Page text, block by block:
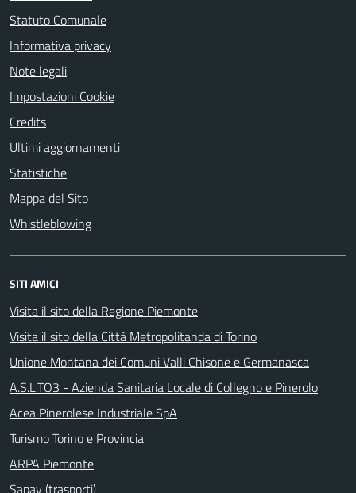
Statuto Comunale
Informativa privacy
Note legali
Impostazioni Cookie
Credits
Ultimi aggiornamenti
Statistiche
Mappa del Sito
Whistleblowing
SITI AMICI
Visita il sito della Regione Piemonte
Visita il sito della Città Metropolitanda di Torino
Unione Montana dei Comuni Valli Chisone e Germanasca
A.S.L.TO3 - Azienda Sanitaria Locale di Collegno e Pinerolo
Acea Pinerolese Industriale SpA
Turismo Torino e Provincia
ARPA Piemonte
Sapav (trasporti)